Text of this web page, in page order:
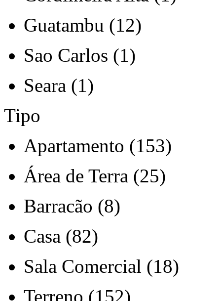
Guatambu (12)
Sao Carlos (1)
Seara (1)
Tipo
Apartamento (153)
Área de Terra (25)
Barracão (8)
Casa (82)
Sala Comercial (18)
Terreno (152)